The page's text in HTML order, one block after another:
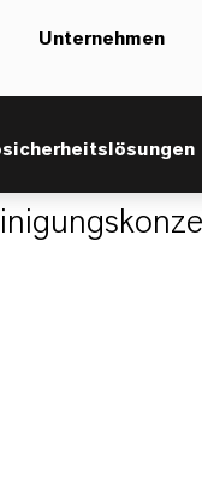
Unternehmen